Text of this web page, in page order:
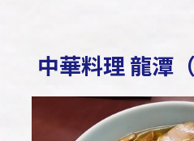
中華料理 龍潭